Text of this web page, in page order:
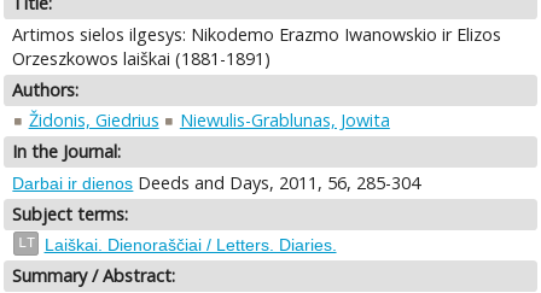
Artimos sielos ilgesys: Nikodemo Erazmo Iwanowskio ir Elizos
Orzeszkowos laiškai (1881-1891)
Authors:
Židonis, Giedrius
Niewulis-Grablunas, Jowita
In the Journal:
Darbai ir dienos Deeds and Days, 2011, 56, 285-304
Subject terms:
LT Laiškai. Dienoraščiai / Letters. Diaries.
Summary / Abstract: